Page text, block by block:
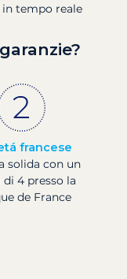
in tempo reale
francese
solida con un
4 presso la
de France